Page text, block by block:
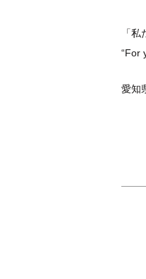
「
“For
愛知